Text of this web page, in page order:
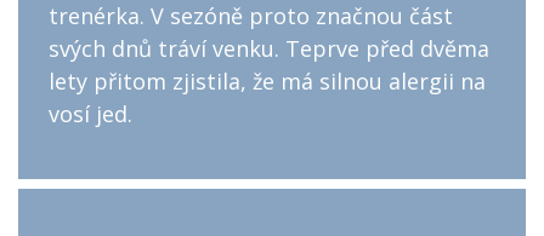
trenérka. V sezóně proto značnou část
svých dnů tráví venku. Teprve před dvěma
lety přitom zjistila, že má silnou alergii na
vosí jed.